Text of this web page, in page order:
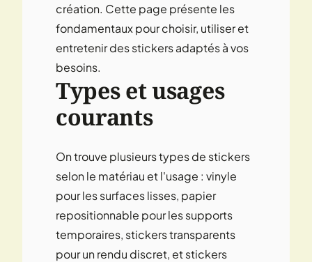
création. Cette page présente les
fondamentaux pour choisir, utiliser et
entretenir des stickers adaptés à vos
besoins.
Types et usages
courants
On trouve plusieurs types de stickers
selon le matériau et l'usage : vinyle
pour les surfaces lisses, papier
repositionnable pour les supports
temporaires, stickers transparents
pour un rendu discret, et stickers